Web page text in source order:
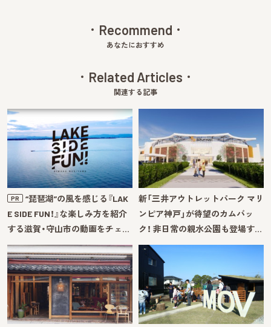
Recommend
あなたにおすすめ
Related Articles
関連する記事
PR
“琵琶湖”の風を感じる『LAK
E SIDE FUN！』な楽しみ方を紹介
する滋賀・守山市の動画をチェ…
新「三井アウトレットパーク マリ
ンピア神戸」が待望のカムバッ
ク！ 非日常の親水公園も登場す…